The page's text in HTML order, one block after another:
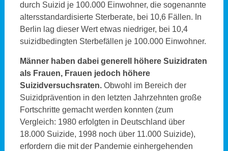
durch Suizid je 100.000 Einwohner, die sogenannte
altersstandardisierte Sterberate, bei 10,6 Fällen. In
Berlin lag dieser Wert etwas niedriger, bei 10,4
suizidbedingten Sterbefällen je 100.000 Einwohner.
Männer haben dabei generell höhere Suizidraten
als Frauen, Frauen jedoch höhere
Suizidversuchsraten.Obwohl im Bereich der
Suizidprävention in den letzten Jahrzehnten große
Fortschritte gemacht werden konnten (zum
Vergleich: 1980 erfolgten in Deutschland über
18.000 Suizide, 1998 noch über 11.000 Suizide),
erfordern die mit der Pandemie einhergehenden